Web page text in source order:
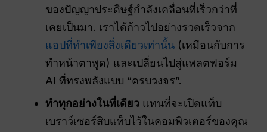
ของปัญญาประดิษฐ์กำลังเคลื่อนที่เร็วกว่าที่
เคยเป็นมา. เราได้ก้าวไปอย่างรวดเร็วจาก
แอปที่ทำเพียงสิ่งเดียวเท่านั้น (เหมือนกับการ
ทำหน้าตาพูด) และเปลี่ยนไปสู่แพลตฟอร์ม
AI ที่ทรงพลังแบบ “ครบวงจร”.
ทำทุกอย่างในที่เดียว แทนที่จะเปิดแท็บ
เบราว์เซอร์สิบแท็บไว้ในคอมพิวเตอร์ของคุณ